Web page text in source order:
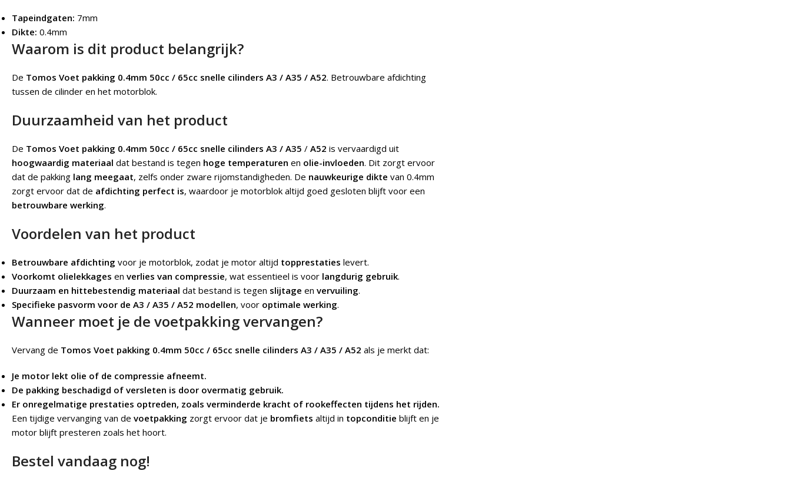
Tapeindgaten: 7mm
Dikte: 0.4mm
Waarom is dit product belangrijk?
De Tomos Voet pakking 0.4mm 50cc / 65cc snelle cilinders A3 / A35 / A52. Betrouwbare afdichting
tussen de cilinder en het motorblok.
Duurzaamheid van het product
De Tomos Voet pakking 0.4mm 50cc / 65cc snelle cilinders A3 / A35 / A52 is vervaardigd uit
hoogwaardig materiaal dat bestand is tegen hoge temperaturen en olie-invloeden. Dit zorgt ervoor
dat de pakking lang meegaat, zelfs onder zware rijomstandigheden. De nauwkeurige dikte van 0.4mm
zorgt ervoor dat de afdichting perfect is, waardoor je motorblok altijd goed gesloten blijft voor een
betrouwbare werking.
Voordelen van het product
Betrouwbare afdichting voor je motorblok, zodat je motor altijd topprestaties levert.
Voorkomt olielekkages en verlies van compressie, wat essentieel is voor langdurig gebruik.
Duurzaam en hittebestendig materiaal dat bestand is tegen slijtage en vervuiling.
Specifieke pasvorm voor de A3 / A35 / A52 modellen, voor optimale werking.
Wanneer moet je de voetpakking vervangen?
Vervang de Tomos Voet pakking 0.4mm 50cc / 65cc snelle cilinders A3 / A35 / A52 als je merkt dat:
Je motor lekt olie of de compressie afneemt.
De pakking beschadigd of versleten is door overmatig gebruik.
Er onregelmatige prestaties optreden, zoals verminderde kracht of rookeffecten tijdens het rijden.
Een tijdige vervanging van de voetpakking zorgt ervoor dat je bromfiets altijd in topconditie blijft en je
motor blijft presteren zoals het hoort.
Bestel vandaag nog!